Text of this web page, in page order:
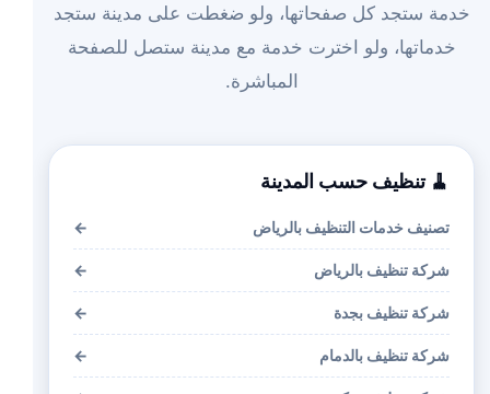
خدمة ستجد كل صفحاتها، ولو ضغطت على مدينة ستجد
خدماتها، ولو اخترت خدمة مع مدينة ستصل للصفحة
المباشرة.
🧹 تنظيف حسب المدينة
تصنيف خدمات التنظيف بالرياض ←
شركة تنظيف بالرياض ←
شركة تنظيف بجدة ←
شركة تنظيف بالدمام ←